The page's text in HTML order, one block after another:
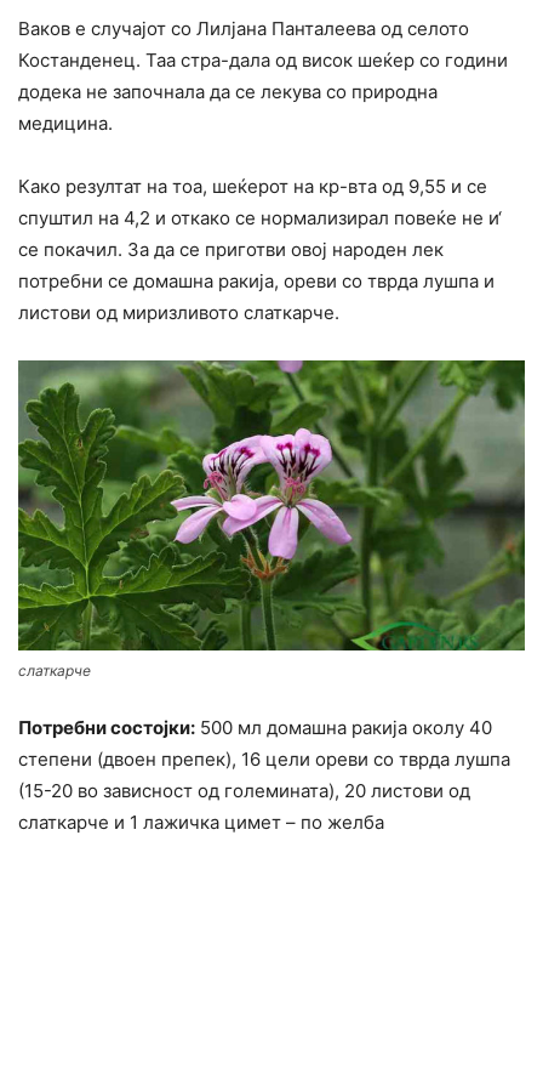
Ваков е случајот со Лилјана Панталеева од селото
Костанденец. Таа стра-дала од висок шеќер со години
додека не започнала да се лекува со природна
медицина.
Како резултат на тоа, шеќерот на кр-вта од 9,55 и се
спуштил на 4,2 и откако се нормализирал повеќе не и‘
се покачил. За да се приготви овој народен лек
потребни се домашна ракија, ореви со тврда лушпа и
листови од миризливото слаткарче.
слаткарче
Потребни состојки: 500 мл домашна ракија околу 40
степени (двоен препек), 16 цели ореви со тврда лушпа
(15-20 во зависност од големината), 20 листови од
слаткарче и 1 лажичка цимет – по желба